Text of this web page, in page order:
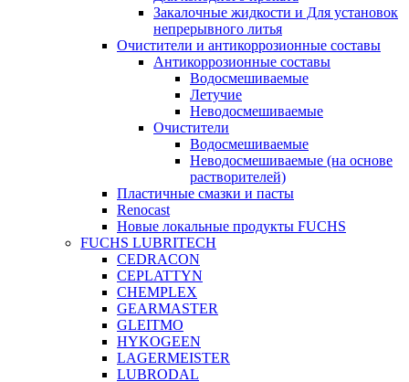
Закалочные жидкости и Для установок
непрерывного литья
Очистители и антикоррозионные составы
Антикоррозионные составы
Водосмешиваемые
Летучие
Неводосмешиваемые
Очистители
Водосмешиваемые
Неводосмешиваемые (на основе
растворителей)
Пластичные смазки и пасты
Renocast
Новые локальные продукты FUCHS
FUCHS LUBRITECH
CEDRACON
CEPLATTYN
CHEMPLEX
GEARMASTER
GLEITMO
HYKOGEEN
LAGERMEISTER
LUBRODAL